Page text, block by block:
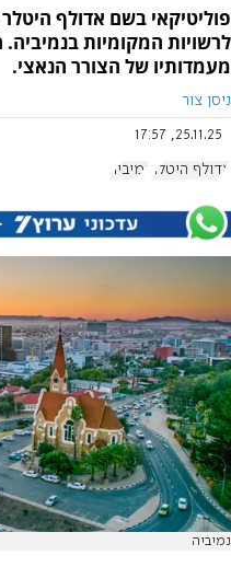
פוליטיקאי בשם אדולף
לרשויות המקומיות
מעמדותיו של הצורר הנאצי.
ניסן צור
25.11.25, 17:57
אדולף היטלר נמיביה
נמיביה